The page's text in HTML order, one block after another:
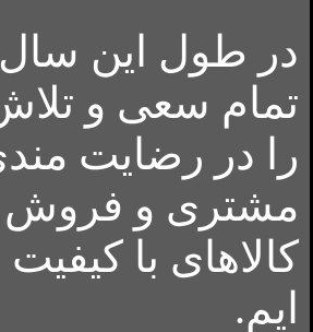
در طول این سال
تمام سعی و
را در رضایت
مشتری و فروش
کالاهای با
ایم.